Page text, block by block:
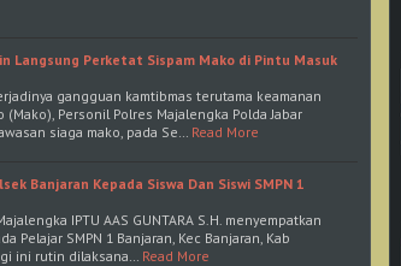
Langsung Perketat Sispam Mako di Pintu Masuk
gangguan kamtibmas terutama keamanan
Personil Polres Majalengka Polda Jabar
siaga mako, pada Se… Read More
Banjaran Kepada Siswa Dan Siswi SMPN 1
IPTU AAS GUNTARA S.H. menyempatkan
Pelajar SMPN 1 Banjaran, Kec Banjaran, Kab
ini rutin dilaksana… Read More